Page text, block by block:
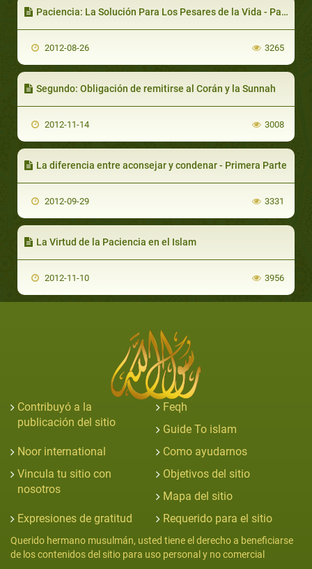
Paciencia: La Solución Para Los Pesares de la Vida - Parte 1
2012-08-26 3265
Segundo: Obligación de remitirse al Corán y la Sunnah
2012-11-14 3008
La diferencia entre aconsejar y condenar - Primera Parte
2012-09-29 3331
La Virtud de la Paciencia en el Islam
2012-11-10 3956
Contribuyó a la
publicación del sitio
Feqh
Guide To islam
Noor international
Como ayudarnos
Vincula tu sitio con
nosotros
Objetivos del sitio
Mapa del sitio
Expresiones de gratitud
Requerido para el sitio
Querido hermano musulmán, usted tiene el derecho a beneficiarse
de los contenidos del sitio para uso personal y no comercial